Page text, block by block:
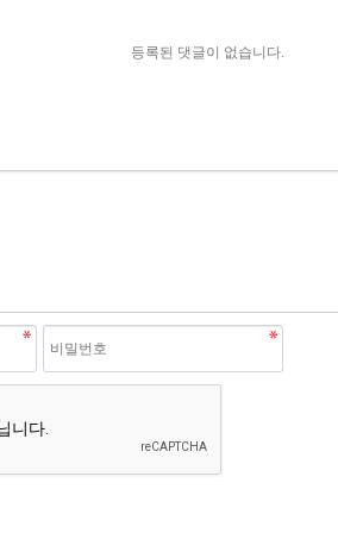
등록된 댓글이 없습니다.